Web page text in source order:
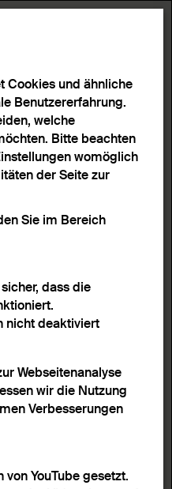
Cookies und ähnliche
Benutzererfahrung.
welche
Bitte beachten
womöglich
der Seite zur
Sie im Bereich
dass die
nicht deaktiviert
Webseitenanalyse
wir die Nutzung
Verbesserungen
YouTube gesetzt.